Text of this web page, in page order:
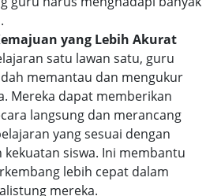
yang Lebih Akurat
satu lawan satu, guru
memantau dan mengukur
Mereka dapat memberikan
langsung dan merancang
yang sesuai dengan
kekuatan siswa. Ini membantu
lebih cepat dalam
mereka.